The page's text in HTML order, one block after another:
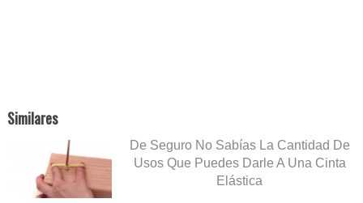
Similares
De Seguro No Sabías La Cantidad De
Usos Que Puedes Darle A Una Cinta
Elástica